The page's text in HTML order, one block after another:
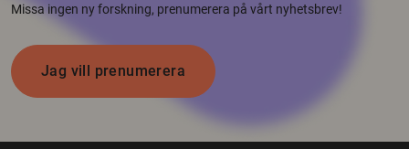
Missa ingen ny forskning, prenumerera på vårt nyhetsbrev!
Jag vill prenumerera